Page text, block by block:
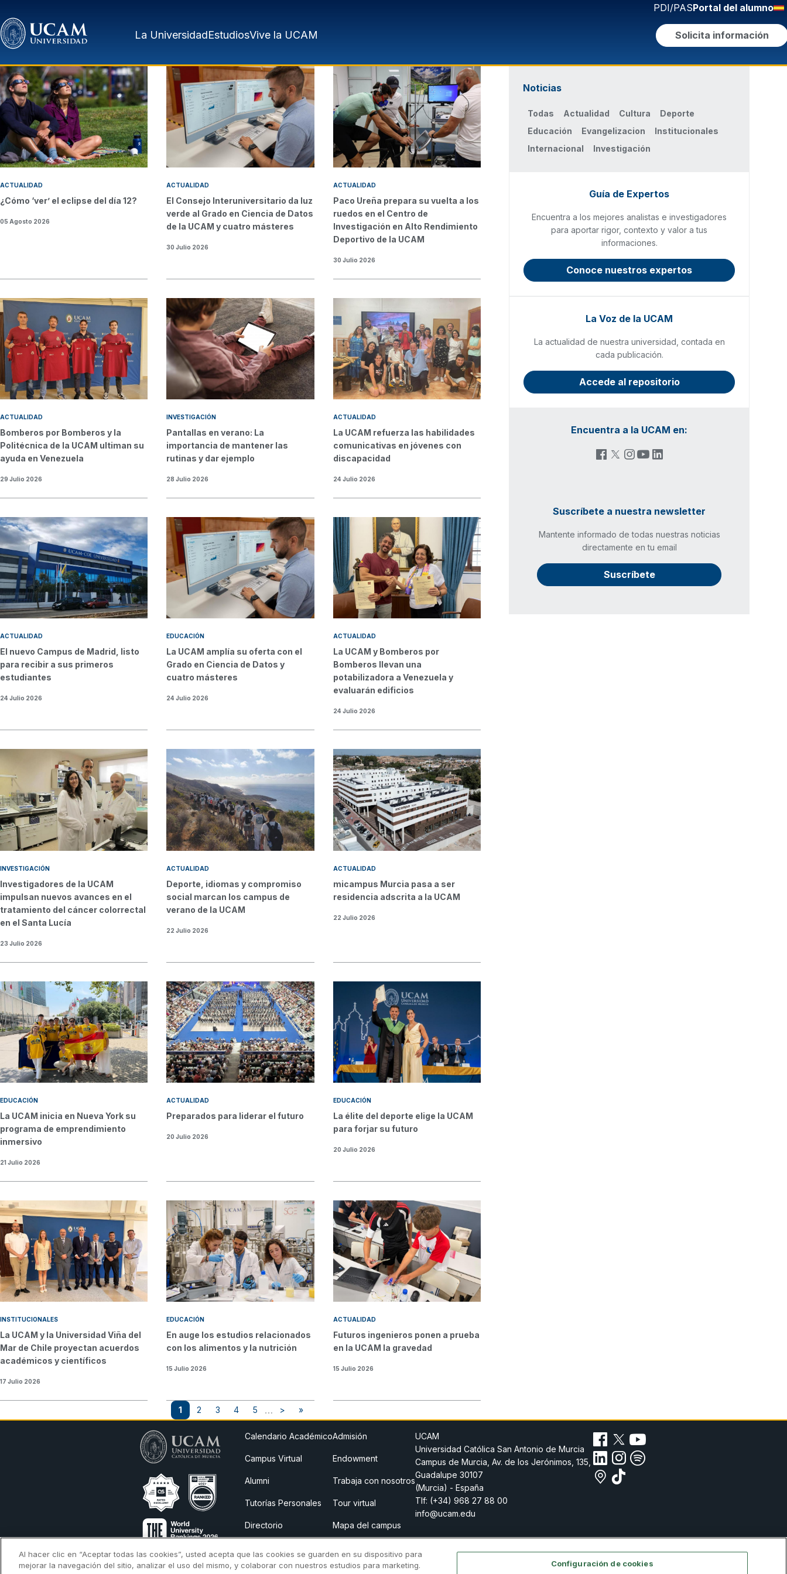
PDI/PASPortal del alumno
La UniversidadEstudiosVive la UCAM Solicita información
ACTUALIDAD
¿Cómo ‘ver’ el eclipse del día 12?
05 Agosto 2026
ACTUALIDAD
El Consejo Interuniversitario da luz
verde al Grado en Ciencia de Datos
de la UCAM y cuatro másteres
30 Julio 2026
ACTUALIDAD
Paco Ureña prepara su vuelta a los
ruedos en el Centro de
Investigación en Alto Rendimiento
Deportivo de la UCAM
30 Julio 2026
ACTUALIDAD
Bomberos por Bomberos y la
Politécnica de la UCAM ultiman su
ayuda en Venezuela
29 Julio 2026
INVESTIGACIÓN
Pantallas en verano: La
importancia de mantener las
rutinas y dar ejemplo
28 Julio 2026
ACTUALIDAD
La UCAM refuerza las habilidades
comunicativas en jóvenes con
discapacidad
24 Julio 2026
ACTUALIDAD
El nuevo Campus de Madrid, listo
para recibir a sus primeros
estudiantes
24 Julio 2026
EDUCACIÓN
La UCAM amplía su oferta con el
Grado en Ciencia de Datos y
cuatro másteres
24 Julio 2026
ACTUALIDAD
La UCAM y Bomberos por
Bomberos llevan una
potabilizadora a Venezuela y
evaluarán edificios
24 Julio 2026
INVESTIGACIÓN
Investigadores de la UCAM
impulsan nuevos avances en el
tratamiento del cáncer colorrectal
en el Santa Lucía
23 Julio 2026
ACTUALIDAD
Deporte, idiomas y compromiso
social marcan los campus de
verano de la UCAM
22 Julio 2026
ACTUALIDAD
micampus Murcia pasa a ser
residencia adscrita a la UCAM
22 Julio 2026
EDUCACIÓN
La UCAM inicia en Nueva York su
programa de emprendimiento
inmersivo
21 Julio 2026
ACTUALIDAD
Preparados para liderar el futuro
20 Julio 2026
EDUCACIÓN
La élite del deporte elige la UCAM
para forjar su futuro
20 Julio 2026
INSTITUCIONALES
La UCAM y la Universidad Viña del
Mar de Chile proyectan acuerdos
académicos y científicos
17 Julio 2026
EDUCACIÓN
En auge los estudios relacionados
con los alimentos y la nutrición
15 Julio 2026
ACTUALIDAD
Futuros ingenieros ponen a prueba
en la UCAM la gravedad
15 Julio 2026
Página actual
1
Page
2
Page
3
Page
4
Page
5 … Siguiente página
>
Última página
»
Noticias
Todas Actualidad Cultura
Deporte
Educación
Evangelizacion
Institucionales
Internacional
Investigación
Guía de Expertos
Encuentra a los mejores analistas e investigadores
para aportar rigor, contexto y valor a tus
informaciones.
Conoce nuestros expertos
La Voz de la UCAM
La actualidad de nuestra universidad, contada en
cada publicación.
Accede al repositorio
Encuentra a la UCAM en:
Suscríbete a nuestra newsletter
Mantente informado de todas nuestras noticias
directamente en tu email
Suscríbete
Calendario Académico
Campus Virtual
Alumni
Tutorías Personales
Directorio
Cita previa
Admisión
Endowment
Trabaja con nosotros
Tour virtual
Mapa del campus
Canal Ético
UCAM
Universidad Católica San Antonio de Murcia
Campus de Murcia, Av. de los Jerónimos, 135,
Guadalupe 30107
(Murcia) - España
Tlf: (+34) 968 27 88 00
info@ucam.edu
Al hacer clic en “Aceptar todas las cookies”, usted acepta que las cookies se guarden en su dispositivo para
mejorar la navegación del sitio, analizar el uso del mismo, y colaborar con nuestros estudios para marketing.
Configuración de cookies